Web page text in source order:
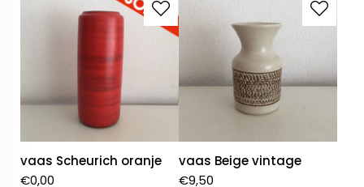
vaas Scheurich oranje
€0,00
vaas Beige vintage
€9,50